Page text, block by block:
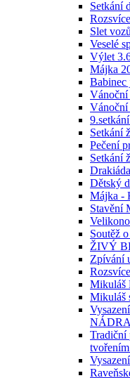
Setkání
Slet
Veselé
Výlet
Májka
Babinec
Vánoční
Vánoční
Setkání
Pečení
Setkání
Dětský
Májka -
Stavění
Soutěž
ŽIVÝ
Zpívání
Mikuláš
Mikuláš
Tradiční